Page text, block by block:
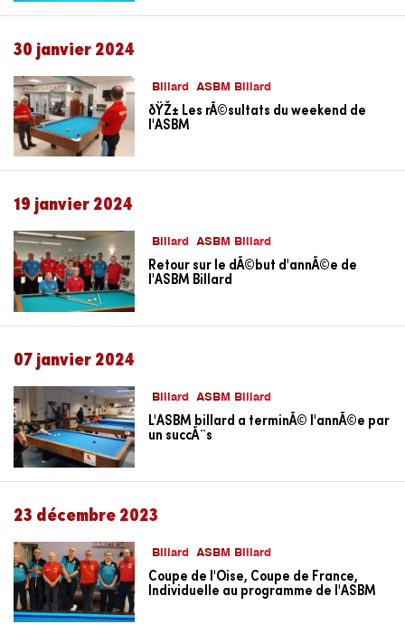
30 janvier 2024
Billard ASBM Billard
ðŸŽ± Les rÃ©sultats du weekend de
l'ASBM
19 janvier 2024
Billard ASBM Billard
Retour sur le dÃ©but d'annÃ©e de
l'ASBM Billard
07 janvier 2024
Billard ASBM Billard
L'ASBM billard a terminÃ© l'annÃ©e par
un succÃ¨s
23 décembre 2023
Billard ASBM Billard
Coupe de l'Oise, Coupe de France,
Individuelle au programme de l'ASBM